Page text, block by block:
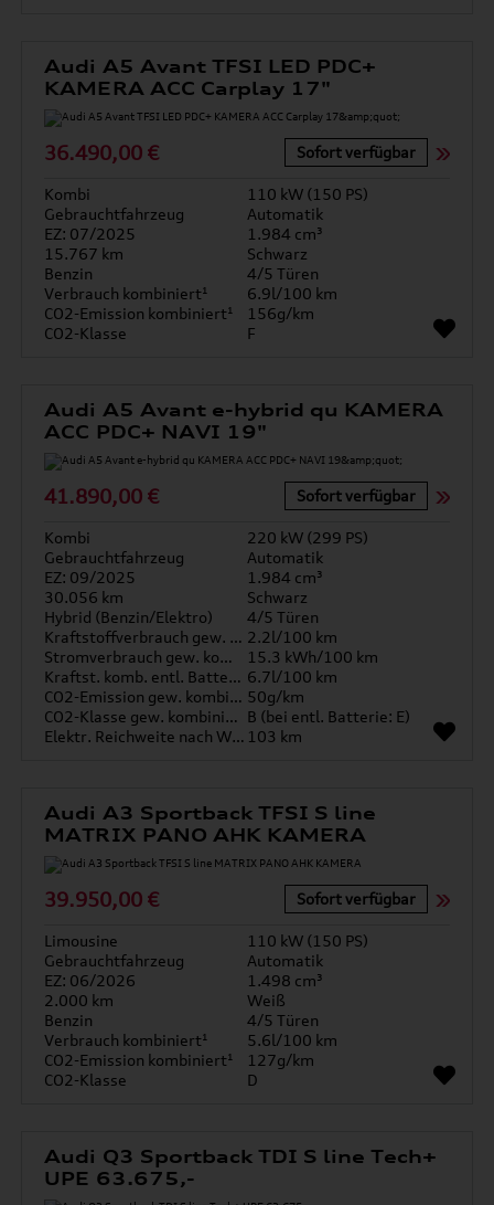
Audi A5 Avant TFSI LED PDC+
KAMERA ACC Carplay 17"
36.490,00 € Sofort verfügbar
Kombi
110 kW (150 PS)
Gebrauchtfahrzeug
Automatik
EZ: 07/2025
1.984 cm³
15.767 km
Schwarz
Benzin
4/5 Türen
Verbrauch kombiniert¹
6.9l/100 km
CO2-Emission kombiniert¹
156g/km
CO2-Klasse
F
Audi A5 Avant e-hybrid qu KAMERA
ACC PDC+ NAVI 19"
41.890,00 € Sofort verfügbar
Kombi
220 kW (299 PS)
Gebrauchtfahrzeug
Automatik
EZ: 09/2025
1.984 cm³
30.056 km
Schwarz
Hybrid (Benzin/Elektro)
4/5 Türen
Kraftstoffverbrauch gew. kombiniert 2.2l/100 km
Stromverbrauch gew. kombiniert
15.3 kWh/100 km
Kraftst. komb. entl. Batterie 6.7l/100 km
CO2-Emission gew. kombiniert 50g/km
CO2-Klasse gew. kombiniert B (bei entl. Batterie: E)
Elektr. Reichweite nach WLTP* 103 km
Audi A3 Sportback TFSI S line
MATRIX PANO AHK KAMERA
39.950,00 € Sofort verfügbar
Limousine
110 kW (150 PS)
Gebrauchtfahrzeug
Automatik
EZ: 06/2026
1.498 cm³
2.000 km
Weiß
Benzin
4/5 Türen
Verbrauch kombiniert¹
5.6l/100 km
CO2-Emission kombiniert¹
127g/km
CO2-Klasse
D
Audi Q3 Sportback TDI S line Tech+
UPE 63.675,-